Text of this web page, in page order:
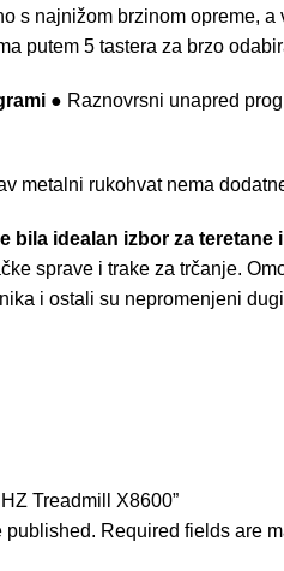
s najnižom brzinom opreme,
putem 5 tastera za brzo
● Raznovrsni unapred
metalni rukohvat nema
bila idealan izbor za
sprave i trake za trčanje.
i ostali su nepromenjeni
Treadmill X8600”
published. Required fields are